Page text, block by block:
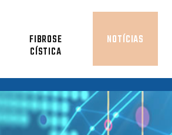
FIBROSE
CÍSTICA
NOTÍCIAS